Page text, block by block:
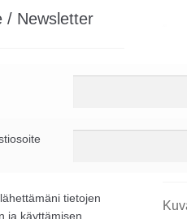
/ Newsletter
tietojen
ja käyttämisen